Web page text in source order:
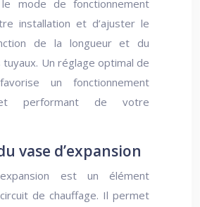
le mode de fonctionnement
installation et d’ajuster le
de la longueur et du
Un réglage optimal de
un fonctionnement
et performant de votre
vase d’expansion
est un élément
de chauffage. Il permet